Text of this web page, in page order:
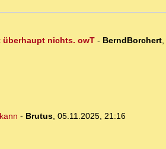
überhaupt nichts. owT- BerndBorchert,
- Brutus, 05.11.2025, 21:16